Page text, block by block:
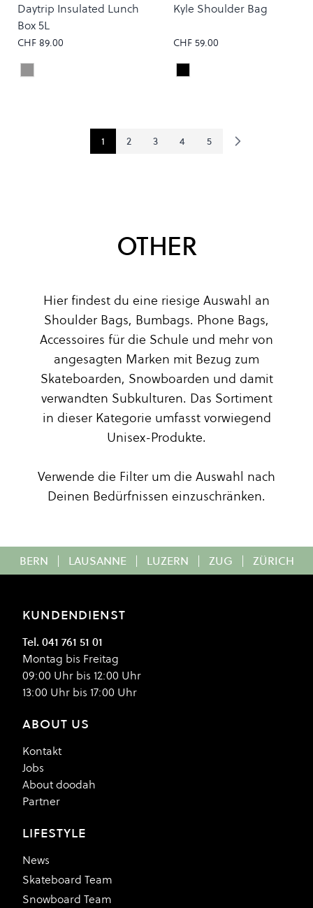
Daytrip Insulated Lunch
Box 5L
CHF 89.00
Colour
Charcoal
Kyle Shoulder Bag
CHF 59.00
Colour
Black
Sie lesen gerade Seite
1 Seite
2 Seite
3 Seite
4 Seite
5
OTHER
Hier findest du eine riesige Auswahl an
Shoulder Bags, Bumbags. Phone Bags,
Accessoires für die Schule und mehr von
angesagten Marken mit Bezug zum
Skateboarden, Snowboarden und damit
verwandten Subkulturen. Das Sortiment
in dieser Kategorie umfasst vorwiegend
Unisex-Produkte.
Verwende die Filter um die Auswahl nach
Deinen Bedürfnissen einzuschränken.
BERN | LAUSANNE | LUZERN | ZUG | ZÜRICH
KUNDENDIENST
Tel. 041 761 51 01
Montag bis Freitag
09:00 Uhr bis 12:00 Uhr
13:00 Uhr bis 17:00 Uhr
ABOUT US
Kontakt
Jobs
About doodah
Partner
LIFESTYLE
News
Skateboard Team
Snowboard Team